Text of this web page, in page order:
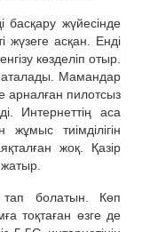
басқару жүйесінде
жүзеге асқан. Енді
көзделіп отыр.
Мамандар
арналған пилотсыз
Интернеттің аса
жұмыс тиімділігін
жоқ. Қазір
тап болатын. Көп
тоқтаған өзге де